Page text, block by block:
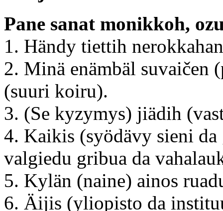
Pane sanat monikkoh,
1. Händy tiettih
2. Minä enämbäl suvaičen
(suuri koiru).
3. (Se kyzymys) jiädih
4. Kaikis (syödävy sieni da
valgiedu gribua da
5. Kylän (naine) ainos
6. Äijis (yliopisto da